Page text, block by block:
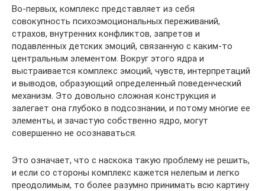
Во-первых, комплекс представляет из себя
совокупность психоэмоциональных переживаний,
страхов, внутренних конфликтов, запретов и
подавленных детских эмоций, связанную с каким-то
центральным элементом. Вокруг этого ядра и
выстраивается комплекс эмоций, чувств, интерпретаций
и выводов, образующий определенный поведенческий
механизм. Это довольно сложная конструкция и
залегает она глубоко в подсознании, и потому многие ее
элементы, и зачастую собственно ядро, могут
совершенно не осознаваться.
Это означает, что с наскока такую проблему не решить,
и если со стороны комплекс кажется нелепым и легко
преодолимым, то более разумно принимать всю картину